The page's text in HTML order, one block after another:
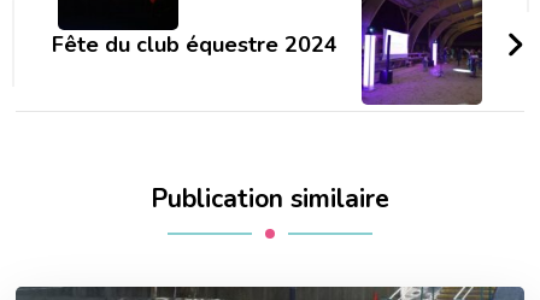
Fête du club équestre 2024
Publication similaire